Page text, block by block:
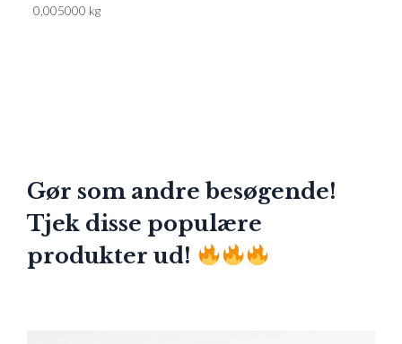
0,005000 kg
Gør som andre besøgende!
Tjek disse populære
produkter ud!